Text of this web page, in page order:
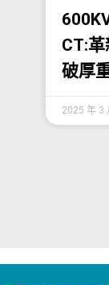
CT:
破厚
2025 年 3